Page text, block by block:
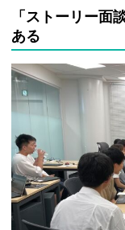
「ストーリー面
ある